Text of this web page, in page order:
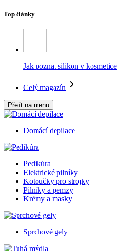
Top články
Jak poznat silikon v kosmetice
Celý magazín
Přejít na menu
Domácí depilace
Pedikúra
Elektrické pilníky
Kotoučky pro strojky
Pilníky a pemzy
Krémy a masky
Sprchové gely